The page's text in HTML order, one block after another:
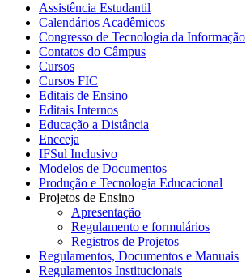
Assistência Estudantil
Calendários Acadêmicos
Congresso de Tecnologia da Informação
Contatos do Câmpus
Cursos
Cursos FIC
Editais de Ensino
Editais Internos
Educação a Distância
Encceja
IFSul Inclusivo
Modelos de Documentos
Produção e Tecnologia Educacional
Projetos de Ensino
Apresentação
Regulamento e formulários
Registros de Projetos
Regulamentos, Documentos e Manuais
Regulamentos Institucionais